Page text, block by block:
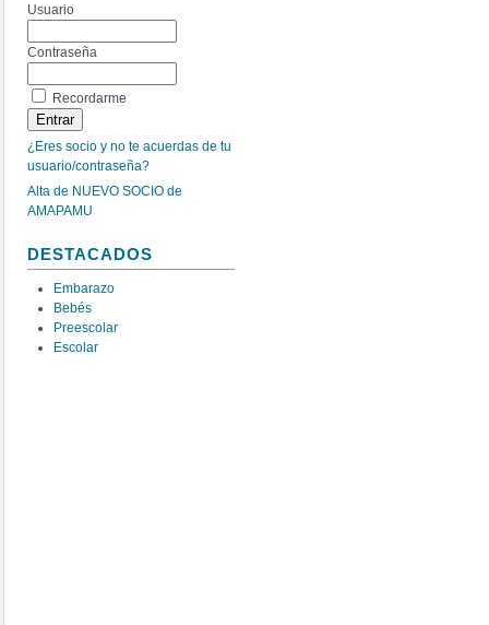
Usuario
Contraseña
Recordarme
¿Eres socio y no te acuerdas de tu
usuario/contraseña?
Alta de NUEVO SOCIO de
AMAPAMU
DESTACADOS
Embarazo
Bebés
Preescolar
Escolar